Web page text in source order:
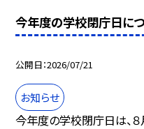
今年度の学校閉庁日につ
公開日 2026/07/21
お知らせ
今年度の学校閉庁日は、８